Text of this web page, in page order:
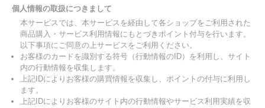
個人情報の取扱につきまして
本サービスでは、本サービスを経由して各ショップをご利用された
商品購入・サービス利用情報にもとづきポイント付与を行います。
以下事項にご同意の上サービスをご利用ください。
お客様のカードを識別する符号（行動情報のID）を利用し、サイト
内の行動情報を収集します。
上記IDによりお客様の購買情報を収集し、ポイントの付与に利用し
ます。
上記IDによりお客様のサイト内の行動情報やサービス利用実績を収